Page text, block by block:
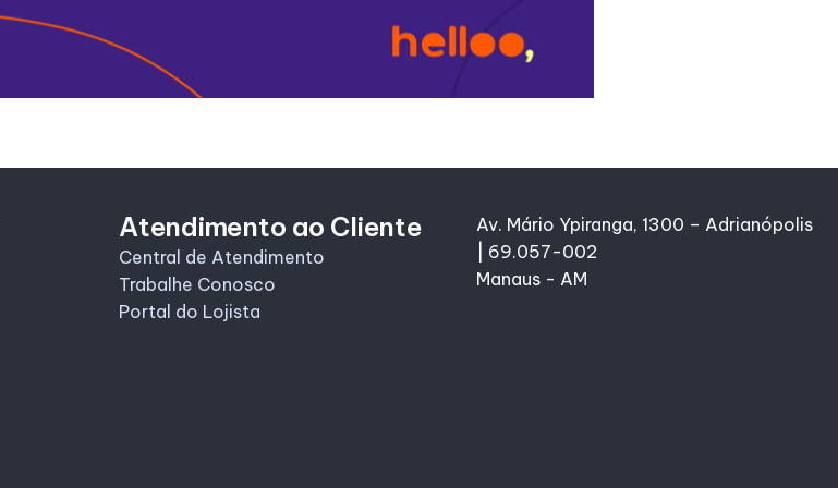
Atendimento ao Cliente
Central de Atendimento
Trabalhe Conosco
Portal do Lojista
Av. Mário Ypiranga, 1300 – Adrianópolis
| 69.057-002
Manaus - AM